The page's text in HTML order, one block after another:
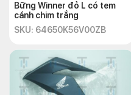
Bững Winner đỏ L có tem
cánh chim trắng
SKU: 64650K56V00ZB